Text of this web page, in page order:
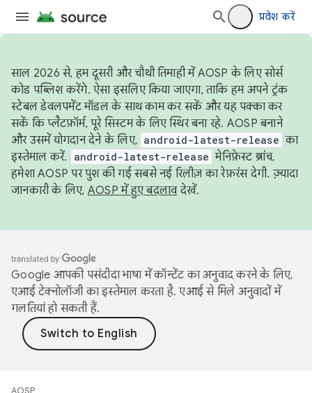
प्रवेश करें
साल 2026 से, हम दूसरी और चौथी तिमाही में AOSP के लिए सोर्स
कोड पब्लिश करेंगे. ऐसा इसलिए किया जाएगा, ताकि हम अपने ट्रंक
स्टेबल डेवलपमेंट मॉडल के साथ काम कर सकें और यह पक्का कर
सकें कि प्लैटफ़ॉर्म, पूरे सिस्टम के लिए स्थिर बना रहे. AOSP बनाने
और उसमें योगदान देने के लिए, android-latest-release का
इस्तेमाल करें.
android-latest-release मेनिफ़ेस्ट ब्रांच,
हमेशा AOSP पर पुश की गई सबसे नई रिलीज़ का रेफ़रंस देगी. ज़्यादा
जानकारी के लिए, AOSP में हुए बदलावदेखें.
Google आपकी पसंदीदा भाषा में कॉन्टेंट का अनुवाद करने के लिए,
एआई टेक्नोलॉजी का इस्तेमाल करता है. एआई से मिले अनुवादों में
गलतियां हो सकती हैं.
AOSP